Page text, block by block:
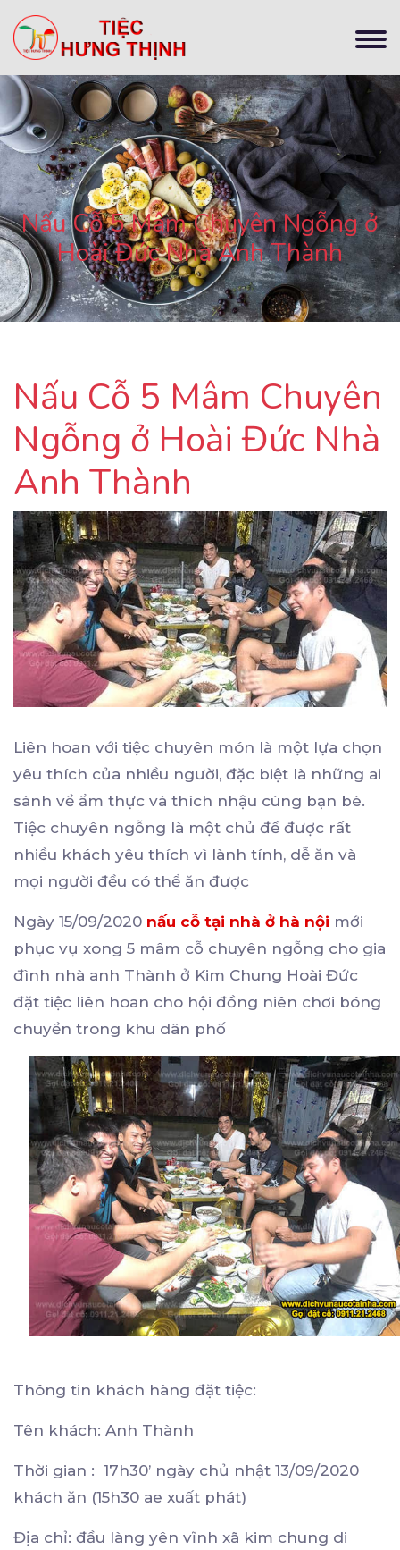
Nấu Cỗ 5 Mâm Chuyên Ngỗng ở
Hoài Đức Nhà Anh Thành
Nấu Cỗ 5 Mâm Chuyên
Ngỗng ở Hoài Đức Nhà
Anh Thành
Liên hoan với tiệc chuyên món là một lựa chọn
yêu thích của nhiều người, đặc biệt là những ai
sành về ẩm thực và thích nhậu cùng bạn bè.
Tiệc chuyên ngỗng là một chủ đề được rất
nhiều khách yêu thích vì lành tính, dễ ăn và
mọi người đều có thể ăn được
Ngày 15/09/2020 nấu cỗ tại nhà ở hà nội mới
phục vụ xong 5 mâm cỗ chuyên ngỗng cho gia
đình nhà anh Thành ở Kim Chung Hoài Đức
đặt tiệc liên hoan cho hội đồng niên chơi bóng
chuyền trong khu dân phố
Thông tin khách hàng đặt tiệc:
Tên khách: Anh Thành
Thời gian : 17h30’ ngày chủ nhật 13/09/2020
khách ăn (15h30 ae xuất phát)
Địa chỉ: đầu làng yên vĩnh xã kim chung di